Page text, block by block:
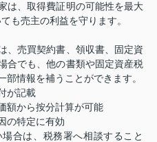
は、取得費証明の可能性を最大
も売主の利益を守ります。
、売買契約書、領収書、固定資
合でも、他の書類や固定資産税
情報を補うことができます。
が記載
額から按分計算が可能
の特定に有効
合は、税務署へ相談すること